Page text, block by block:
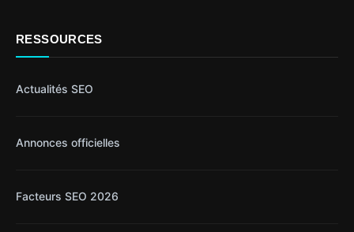
RESSOURCES
Actualités SEO
Annonces officielles
Facteurs SEO 2026